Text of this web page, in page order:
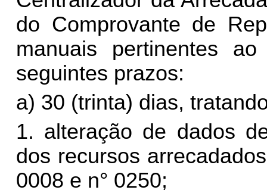
do Comprovante de
manuais pertinentes
seguintes prazos:
a) 30 (trinta) dias,
1. alteração de dados
dos recursos
0008 e n° 0250;